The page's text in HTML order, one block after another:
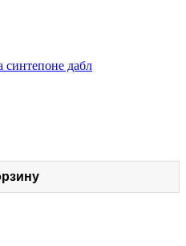
дабл